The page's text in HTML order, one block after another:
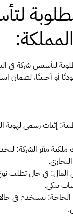
لتأسيس شركة في
أو أجنبيًا، لضمان
إثبات رسمي لهوية
مقر الشركة:
في حال تطلب
بنكي.
يستخدم في